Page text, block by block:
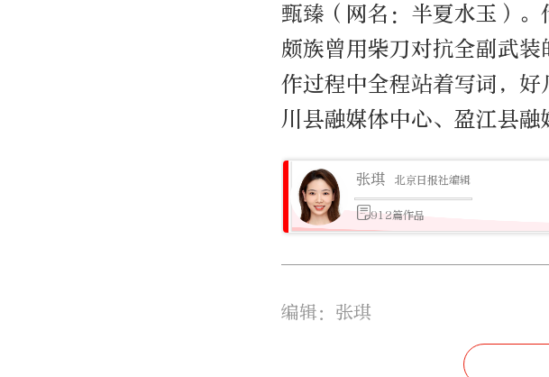
甄臻（网名：半夏水玉）
颇族曾用柴刀对抗全副武
作过程中全程站着写词，
川县融媒体中心、盈江县融
张琪 北京日报社编辑
912篇作品
编辑：张琪